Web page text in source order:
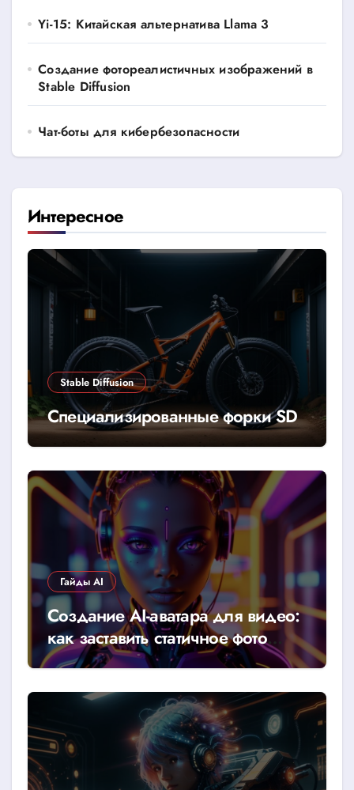
Yi-15: Китайская альтернатива Llama 3
Создание фотореалистичных изображений в
Stable Diffusion
Чат-боты для кибербезопасности
Интересное
Stable Diffusion
Специализированные форки SD
Гайды AI
Создание AI-аватара для видео:
как заставить статичное фото
говорить